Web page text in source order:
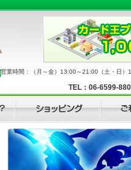
営業時間：（月～金）13:00～21:00（土・日
TEL：06-6599-